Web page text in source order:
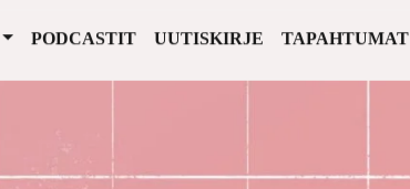
PODCASTIT UUTISKIRJE TAPAHTUMAT